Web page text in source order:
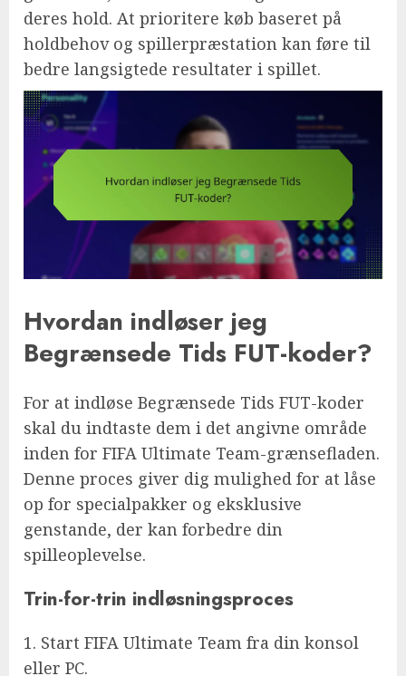
deres hold. At prioritere køb baseret på
holdbehov og spillerpræstation kan føre til
bedre langsigtede resultater i spillet.
Hvordan indløser jeg
Begrænsede Tids FUT-koder?
For at indløse Begrænsede Tids FUT-koder
skal du indtaste dem i det angivne område
inden for FIFA Ultimate Team-grænsefladen.
Denne proces giver dig mulighed for at låse
op for specialpakker og eksklusive
genstande, der kan forbedre din
spilleoplevelse.
Trin-for-trin indløsningsproces
1. Start FIFA Ultimate Team fra din konsol
eller PC.